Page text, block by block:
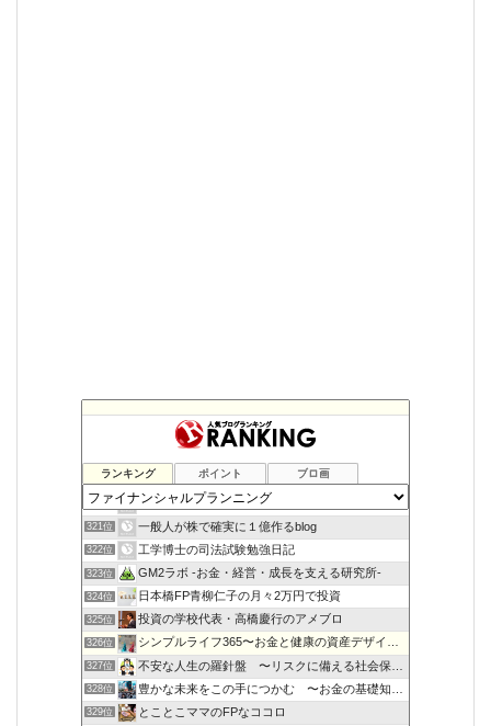
ランキング ポイント ブロ画
319位 金持ち父さんになりたいな
320位 大学生の副業生活
321位 一般人が株で確実に１億作るblog
322位 工学博士の司法試験勉強日記
323位 GM2ラボ -お金・経営・成長を支える研究所-
324位 日本橋FP青柳仁子の月々2万円で投資
325位 投資の学校代表・高橋慶行のアメブロ
326位 シンプルライフ365〜お金と健康の資産デザイン〜
327位 不安な人生の羅針盤 〜リスクに備える社会保障〜
328位 豊かな未来をこの手につかむ 〜お金の基礎知識〜
329位 とことこママのFPなココロ